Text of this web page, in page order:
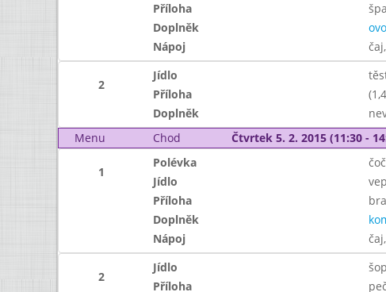
Příloha
Doplněk
Nápoj
2
Jídlo
Příloha
Doplněk
Menu
Chod Čtvrtek 5. 2. 2015 (11:30 -
1
Polévka
Jídlo
Příloha
Doplněk
Nápoj
2
Jídlo
Příloha